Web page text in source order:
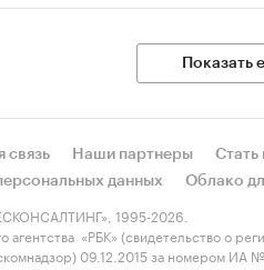
Показать
связь Наши партнеры Стать
данных
Облако
1995-2026.
«РБК» (свидетельство о
09.12.2015 за номером